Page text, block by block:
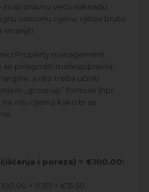
imati izravno veću naknadu
osnovnu cijenu, njihov bruto
Property management
se prilagoditi markup/pravila
a isto treba učiniti
„gross-up” formule (npr.
višu cijenu) kako bi se
i poreza) = €100.00:
× 0,155 = €15.50.